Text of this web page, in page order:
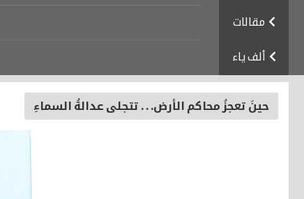
مقالات
ألف ياء
حينَ تعجزُ محاكم الأرض. . . تتجلى عدالةُ السماءِ